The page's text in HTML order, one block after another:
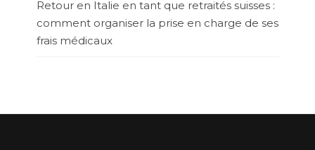
Retour en Italie en tant que retraités suisses :
comment organiser la prise en charge de ses
frais médicaux